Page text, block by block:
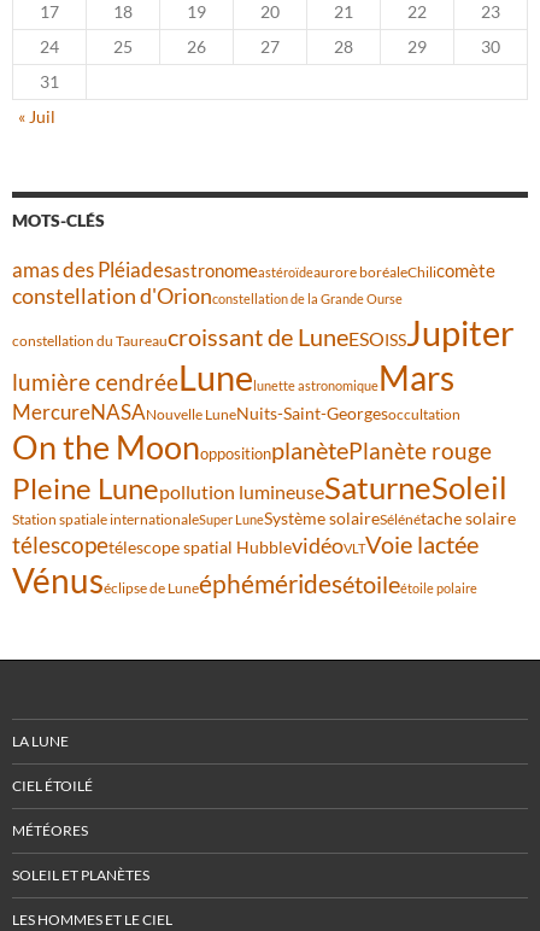
17
18 19 20 21 22
23
24
25 26 27 28 29
30
31
« Juil
MOTS-CLÉS
amas des Pléiadesastronomeastéroïdeaurore boréaleChilicomète
constellation d'Orionconstellation de la Grande Ourse
constellation du Taureaucroissant de LuneESOISSJupiter
lumière cendréeLune lunette astronomiqueMars
MercureNASANouvelle LuneNuits-Saint-Georgesoccultation
On the MoonoppositionplanètePlanète rouge
Pleine Lunepollution lumineuseSaturneSoleil
Station spatiale internationaleSuper LuneSystème solaireSélénétache solaire
télescopetélescope spatial HubblevidéoVLTVoie lactée
Vénuséclipse de Luneéphéméridesétoileétoile polaire
LA LUNE
CIEL ÉTOILÉ
MÉTÉORES
SOLEIL ET PLANÈTES
LES HOMMES ET LE CIEL